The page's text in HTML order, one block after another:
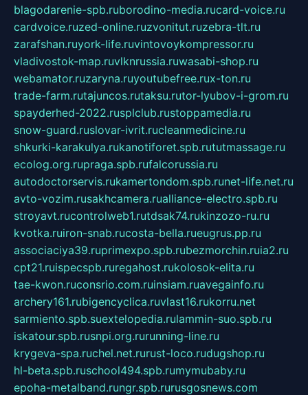
blagodarenie-spb.ruborodino-media.rucard-voice.ru
cardvoice.ruzed-online.ruzvonitut.ruzebra-tlt.ru
zarafshan.ruyork-life.ruvintovoykompressor.ru
vladivostok-map.ruvlknrussia.ruwasabi-shop.ru
webamator.ruzaryna.ruyoutubefree.rux-ton.ru
trade-farm.rutajuncos.rutaksu.rutor-lyubov-i-grom.ru
spayderhed-2022.rusplclub.rustoppamedia.ru
snow-guard.ruslovar-ivrit.rucleanmedicine.ru
shkurki-karakulya.rukanotiforet.spb.rututmassage.ru
ecolog.org.rupraga.spb.rufalcorussia.ru
autodoctorservis.rukamertondom.spb.runet-life.net.ru
avto-vozim.rusakhcamera.rualliance-electro.spb.ru
stroyavt.rucontrolweb1.rutdsak74.rukinzozo-ru.ru
kvotka.ruiron-snab.rucosta-bella.rueugrus.pp.ru
associaciya39.ruprimexpo.spb.rubezmorchin.ruia2.ru
cpt21.ruispecspb.ruregahost.rukolosok-elita.ru
tae-kwon.ruconsrio.com.ruinsiam.ruavegainfo.ru
archery161.rubigencyclica.ruvlast16.rukorru.net
sarmiento.spb.suextelopedia.rulammin-suo.spb.ru
iskatour.spb.rusnpi.org.rurunning-line.ru
krygeva-spa.ruchel.net.rurust-loco.rudugshop.ru
hl-beta.spb.ruschool494.spb.rumymubaby.ru
epoha-metalband.rungr.spb.rurusgosnews.com